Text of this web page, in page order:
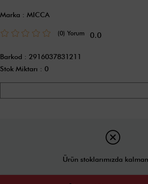
Marka : MICCA
(0) 0.0
Barkod : 2916037831211
Stok Miktarı : 0
Ürün stoklarımızda